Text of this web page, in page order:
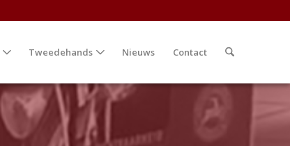
Tweedehands Nieuws Contact